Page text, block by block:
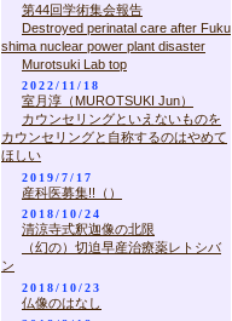
第44回学術集会報告
Destroyed perinatal care after Fuku
shima nuclear power plant disaster
Murotsuki Lab top
2022/11/18
室月淳（MUROTSUKI Jun）
カウンセリングといえないものを
カウンセリングと自称するのはやめて
ほしい
2019/7/17
産科医募集!!（）
2018/10/24
清涼寺式釈迦像の北限
（幻の）切迫早産治療薬レトシバ
ン
2018/10/23
仏像のはなし